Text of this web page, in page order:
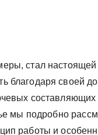
стал настоящей
благодаря своей
составляющих
мы подробно
работы и